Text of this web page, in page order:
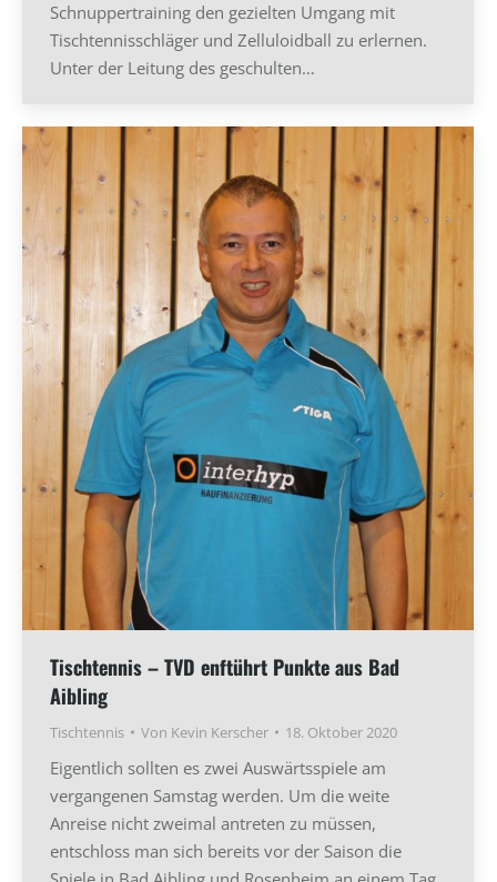
Schnuppertraining den gezielten Umgang mit
Tischtennisschläger und Zelluloidball zu erlernen.
Unter der Leitung des geschulten…
Tischtennis – TVD enftührt Punkte aus Bad
Aibling
Tischtennis Von Kevin Kerscher 18. Oktober 2020
Eigentlich sollten es zwei Auswärtsspiele am
vergangenen Samstag werden. Um die weite
Anreise nicht zweimal antreten zu müssen,
entschloss man sich bereits vor der Saison die